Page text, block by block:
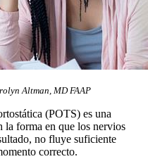
Altman, MD FAAP
(POTS) es una
la forma en que los nervios
no fluye suficiente
correcto.